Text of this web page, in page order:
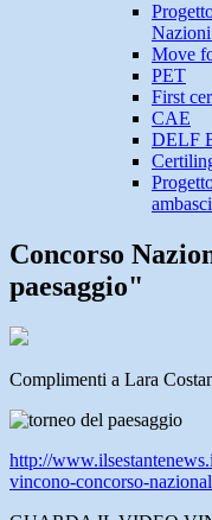
Move
PET
First
CAE
DELF
Concorso
paesaggio"
Complimenti a Lara
http://
vincono-concorso-